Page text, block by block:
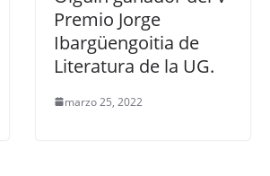
Premio Jorge
Ibargüengoitia de
Literatura de la UG.
marzo 25, 2022